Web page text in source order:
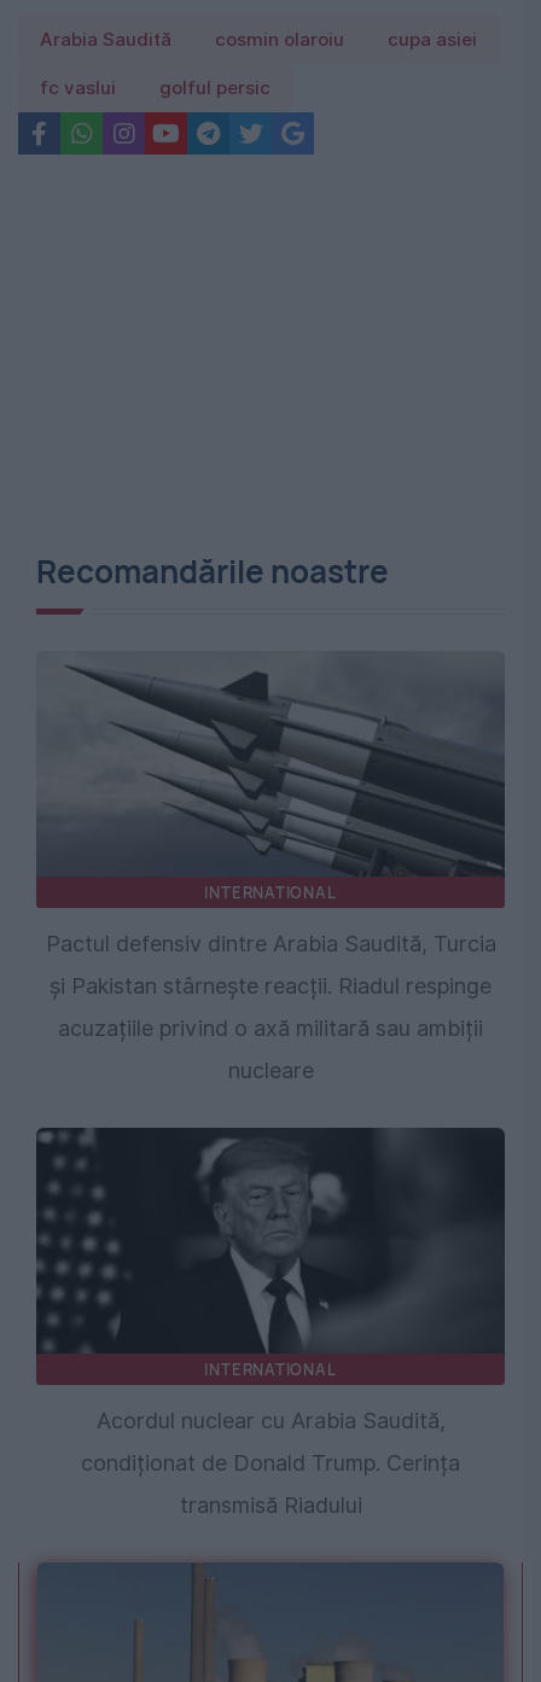
Arabia Saudită cosmin olaroiu cupa asiei
fc vaslui golful persic
Recomandările noastre
INTERNATIONAL
Pactul defensiv dintre Arabia Saudită, Turcia
și Pakistan stârnește reacții. Riadul respinge
acuzațiile privind o axă militară sau ambiții
nucleare
INTERNATIONAL
Acordul nuclear cu Arabia Saudită,
condiționat de Donald Trump. Cerința
transmisă Riadului